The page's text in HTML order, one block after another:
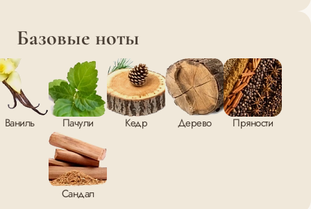
Базовые ноты
Ваниль Пачули Кедр Дерево Пряности
Cандал